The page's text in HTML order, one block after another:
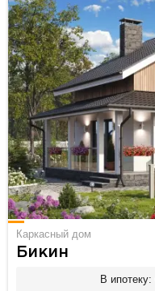
Каркасный дом
Бикин
В ипотеку: